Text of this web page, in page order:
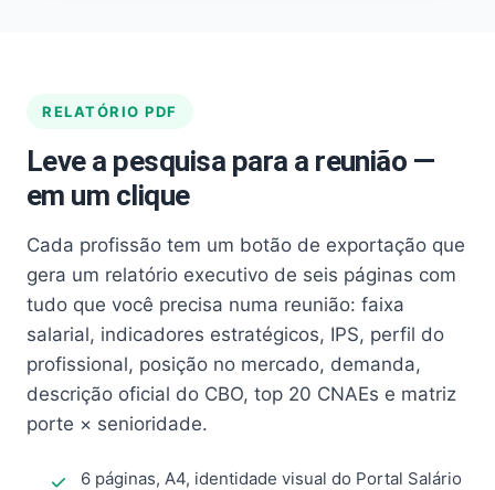
RELATÓRIO PDF
Leve a pesquisa para a reunião —
em um clique
Cada profissão tem um botão de exportação que
gera um relatório executivo de seis páginas com
tudo que você precisa numa reunião: faixa
salarial, indicadores estratégicos, IPS, perfil do
profissional, posição no mercado, demanda,
descrição oficial do CBO, top 20 CNAEs e matriz
porte × senioridade.
6 páginas, A4, identidade visual do Portal Salário